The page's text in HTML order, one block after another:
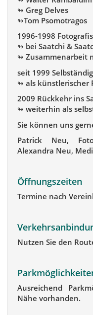
↬ Greg Delves
↬Tom Psomotragos
1996-1998
↬ bei Saatchi &
↬ Zusammenarbeit
seit 1999 Selbständig
↬ als künstlerischer
2009 Rückkehr ins
↬ weiterhin als
Sie können uns
Patrick Neu,
Alexandra Neu,
Öffnungszeiten
Termine nach
Nutzen Sie den
Ausreichend
Nähe vorhanden.